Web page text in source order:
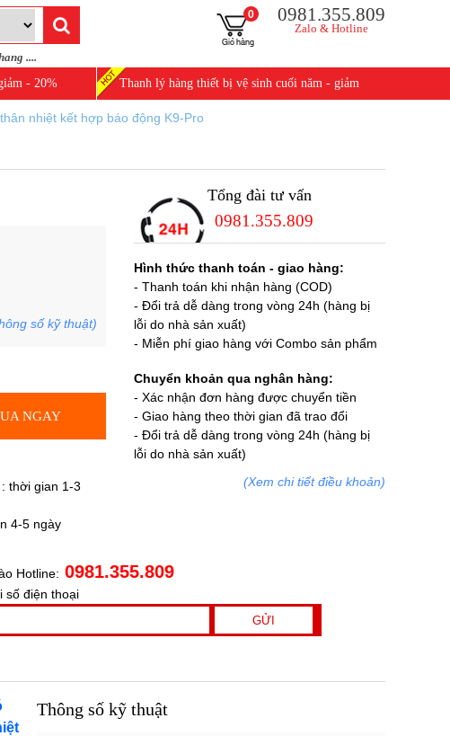
....
0981.355.809
Zalo & Hotline
0
- 20% Thanh lý hàng thiết bị vệ sinh cuối năm - giảm
25%
nhiệt kết hợp báo động K9-Pro
số kỹ thuật)
NGAY
thời gian 1-3
4-5 ngày
Tổng đài tư vấn
0981.355.809
Hình thức thanh toán - giao hàng:
- Thanh toán khi nhận hàng (COD)
- Đổi trả dễ dàng trong vòng 24h (hàng bị
lỗi do nhà sản xuất)
- Miễn phí giao hàng với Combo sản phẩm
Chuyển khoản qua nghân hàng:
- Xác nhận đơn hàng được chuyển tiền
- Giao hàng theo thời gian đã trao đổi
- Đổi trả dễ dàng trong vòng 24h (hàng bị
lỗi do nhà sản xuất)
(Xem chi tiết điều khoản)
Hotline: 0981.355.809
số điện thoại
Thông số kỹ thuật